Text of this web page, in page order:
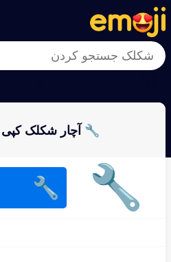
🔧 آچار شکلک
🔧
🔧